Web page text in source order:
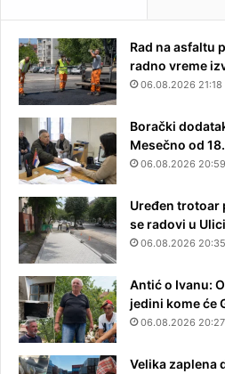
Rad na asfaltu
radno vreme
06.08.2026 21:18
Borački
Mesečno od
06.08.2026 20:59
Uređen trotoar
se radovi u
06.08.2026 20:35
Antić o Ivanu:
jedini kome će
06.08.2026 20:27
Velika zaplena